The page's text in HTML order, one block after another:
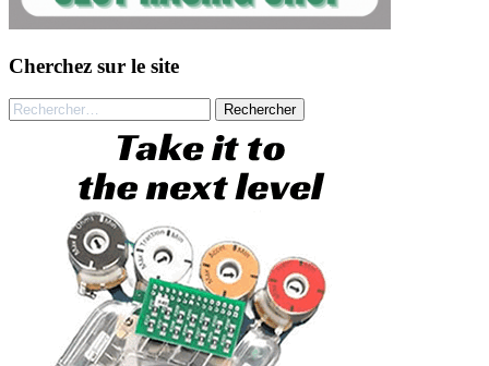
Cherchez sur le site
Rechercher :